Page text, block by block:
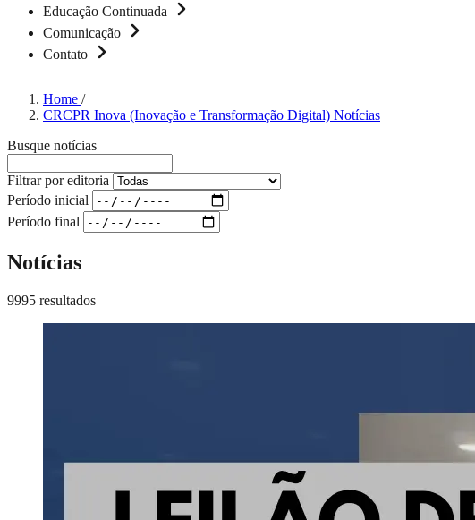
Educação Continuada
Comunicação
Contato
Home /
CRCPR Inova (Inovação e Transformação Digital) Notícias
Busque notícias
Filtrar por editoria
Período inicial
Período final
Notícias
9995 resultados